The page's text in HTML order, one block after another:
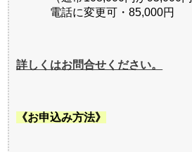
電話に変更可・85,000円
詳しくはお問合せください。
《お申込み方法》